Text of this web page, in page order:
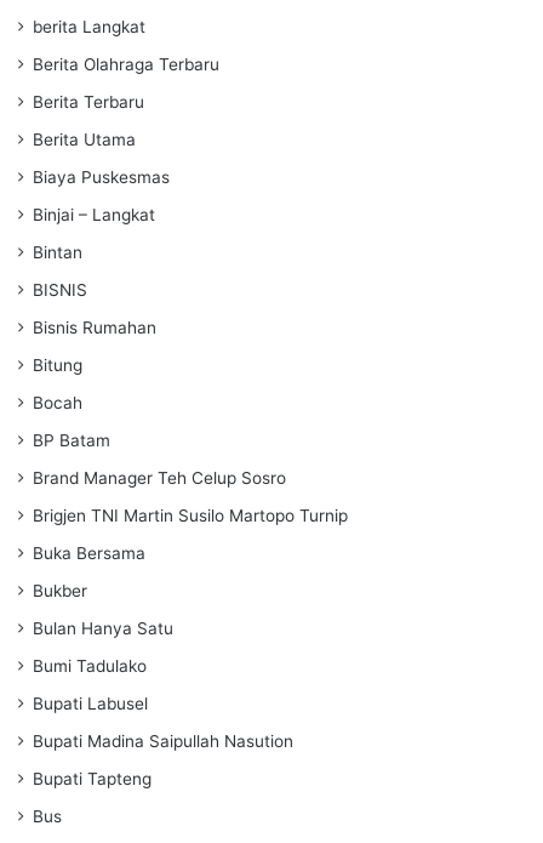
berita Langkat
Berita Olahraga Terbaru
Berita Terbaru
Berita Utama
Biaya Puskesmas
Binjai – Langkat
Bintan
BISNIS
Bisnis Rumahan
Bitung
Bocah
BP Batam
Brand Manager Teh Celup Sosro
Brigjen TNI Martin Susilo Martopo Turnip
Buka Bersama
Bukber
Bulan Hanya Satu
Bumi Tadulako
Bupati Labusel
Bupati Madina Saipullah Nasution
Bupati Tapteng
Bus